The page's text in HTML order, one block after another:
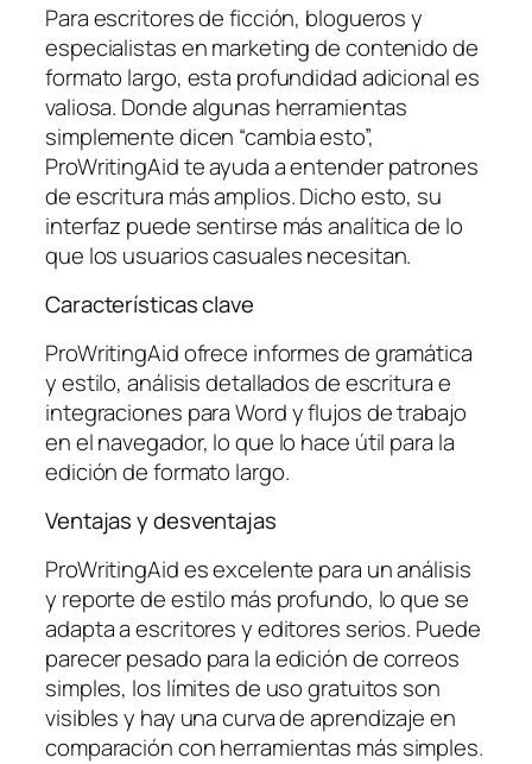
Para escritores de ficción, blogueros y
especialistas en marketing de contenido de
formato largo, esta profundidad adicional es
valiosa. Donde algunas herramientas
simplemente dicen “cambia esto”,
ProWritingAid te ayuda a entender patrones
de escritura más amplios. Dicho esto, su
interfaz puede sentirse más analítica de lo
que los usuarios casuales necesitan.
Características clave
ProWritingAid ofrece informes de gramática
y estilo, análisis detallados de escritura e
integraciones para Word y flujos de trabajo
en el navegador, lo que lo hace útil para la
edición de formato largo.
Ventajas y desventajas
ProWritingAid es excelente para un análisis
y reporte de estilo más profundo, lo que se
adapta a escritores y editores serios. Puede
parecer pesado para la edición de correos
simples, los límites de uso gratuitos son
visibles y hay una curva de aprendizaje en
comparación con herramientas más simples.